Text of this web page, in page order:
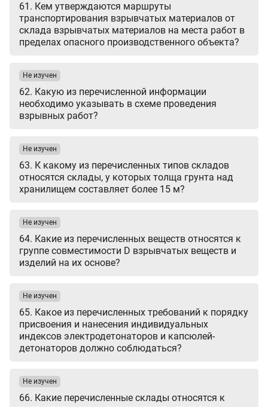
61. Кем утверждаются маршруты
транспортирования взрывчатых материалов от
склада взрывчатых материалов на места работ в
пределах опасного производственного объекта?
62. Какую из перечисленной информации
необходимо указывать в схеме проведения
взрывных работ?
Не изучен
63. К какому из перечисленных типов складов
относятся склады, у которых толща грунта над
хранилищем составляет более 15 м?
Не изучен
64. Какие из перечисленных веществ относятся к
группе совместимости D взрывчатых веществ и
изделий на их основе?
Не изучен
65. Какое из перечисленных требований к порядку
присвоения и нанесения индивидуальных
индексов электродетонаторов и капсюлей-
детонаторов должно соблюдаться?
Не изучен
66. Какие перечисленные склады относятся к
Не изучен